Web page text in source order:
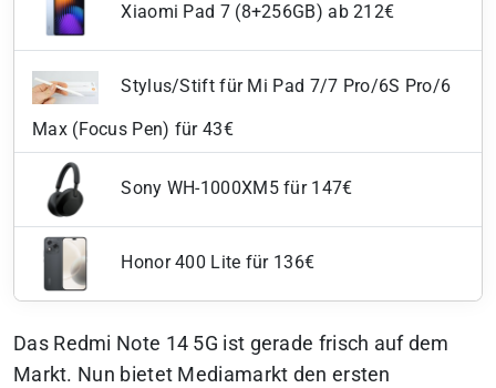
Xiaomi Pad 7 (8+256GB) ab 212€
Stylus/Stift für Mi Pad 7/7 Pro/6S Pro/6
Max (Focus Pen) für 43€
Sony WH-1000XM5 für 147€
Honor 400 Lite für 136€
Das Redmi Note 14 5G ist gerade frisch auf dem
Markt. Nun bietet Mediamarkt den ersten